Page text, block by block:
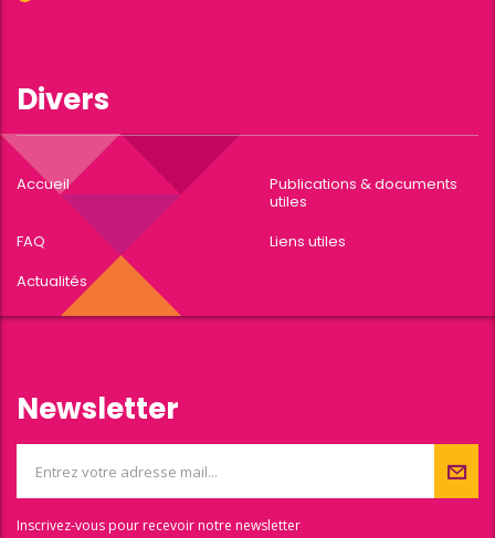
Divers
Accueil
Publications & documents
utiles
FAQ
Liens utiles
Actualités
Newsletter
Inscrivez-vous pour recevoir notre newsletter